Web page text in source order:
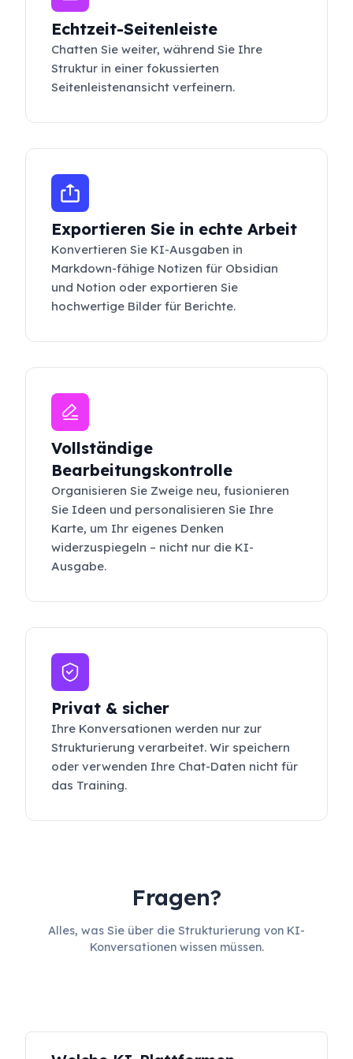
Echtzeit-Seitenleiste
Chatten Sie weiter, während Sie Ihre
Struktur in einer fokussierten
Seitenleistenansicht verfeinern.
Exportieren Sie in echte Arbeit
Konvertieren Sie KI-Ausgaben in
Markdown-fähige Notizen für Obsidian
und Notion oder exportieren Sie
hochwertige Bilder für Berichte.
Vollständige
Bearbeitungskontrolle
Organisieren Sie Zweige neu, fusionieren
Sie Ideen und personalisieren Sie Ihre
Karte, um Ihr eigenes Denken
widerzuspiegeln – nicht nur die KI-
Ausgabe.
Privat & sicher
Ihre Konversationen werden nur zur
Strukturierung verarbeitet. Wir speichern
oder verwenden Ihre Chat-Daten nicht für
das Training.
Fragen?
Alles, was Sie über die Strukturierung von KI-
Konversationen wissen müssen.